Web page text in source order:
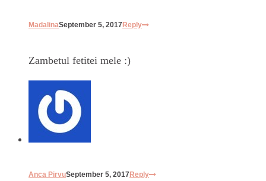
MadalinaSeptember 5, 2017Reply
Zambetul fetitei mele :)
Anca PirvuSeptember 5, 2017Reply